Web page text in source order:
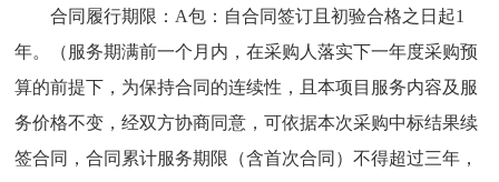
合同履行期限：A包：自合同签订且初验合格之日起1
年。（服务期满前一个月内，在采购人落实下一年度采购预
算的前提下，为保持合同的连续性，且本项目服务内容及服
务价格不变，经双方协商同意，可依据本次采购中标结果续
签合同，合同累计服务期限（含首次合同）不得超过三年，